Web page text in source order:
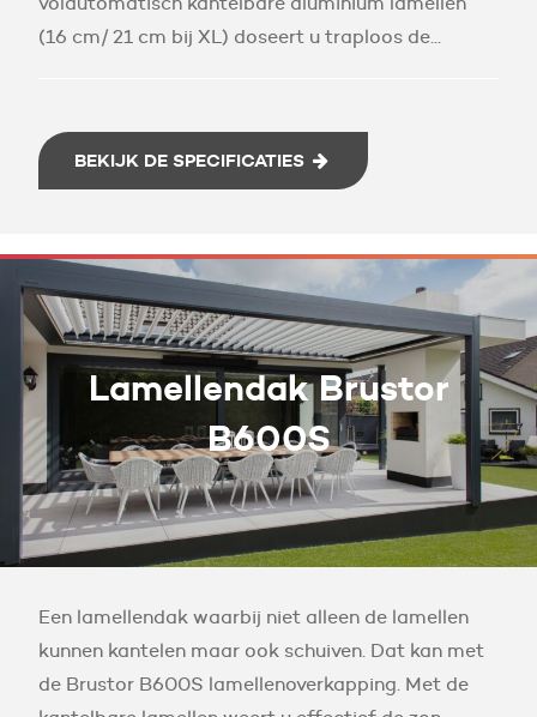
(16 cm/ 21 cm bij XL) doseert u traploos de...
BEKIJK DE SPECIFICATIES
Lamellendak Brustor
B600S
Een lamellendak waarbij niet alleen de lamellen
kunnen kantelen maar ook schuiven. Dat kan met
de Brustor B600S lamellenoverkapping. Met de